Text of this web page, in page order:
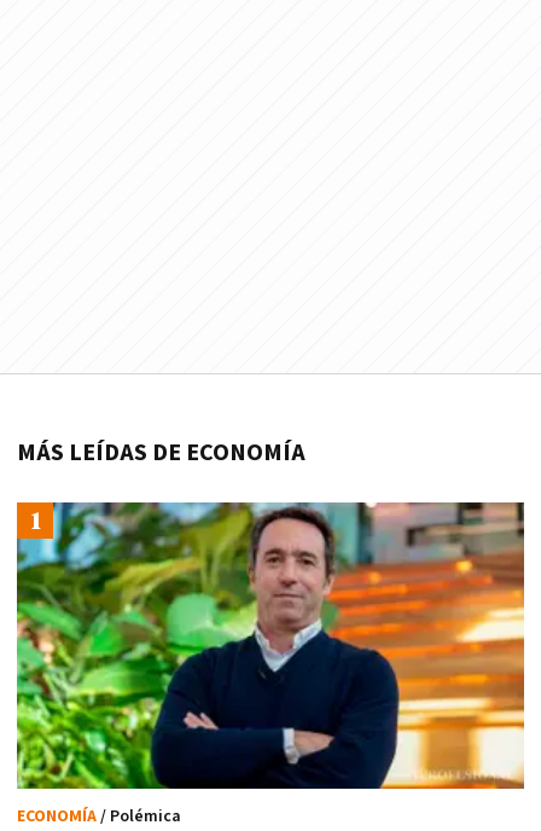
MÁS LEÍDAS DE ECONOMÍA
ECONOMÍA/ Polémica